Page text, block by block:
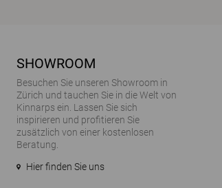
SHOWROOM
Besuchen Sie unseren Showroom in
Zürich und tauchen Sie in die Welt von
Kinnarps ein. Lassen Sie sich
inspirieren und profitieren Sie
zusätzlich von einer kostenlosen
Beratung.
Hier finden Sie uns